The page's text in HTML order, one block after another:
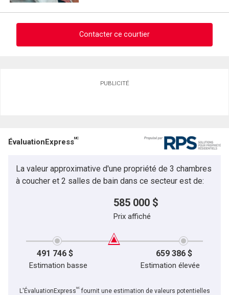
Contacter ce courtier
Téléphone
Message
PUBLICITÉ
ÉvaluationExpressMC
La valeur approximative d'une propriété de 3 chambres
à coucher et 2 salles de bain dans ce secteur est de:
585 000 $
Prix affiché
491 746 $ 659 386 $
Estimation basse Estimation élevée
L'ÉvaluationExpressMCfournit une estimation de valeurs potentielles